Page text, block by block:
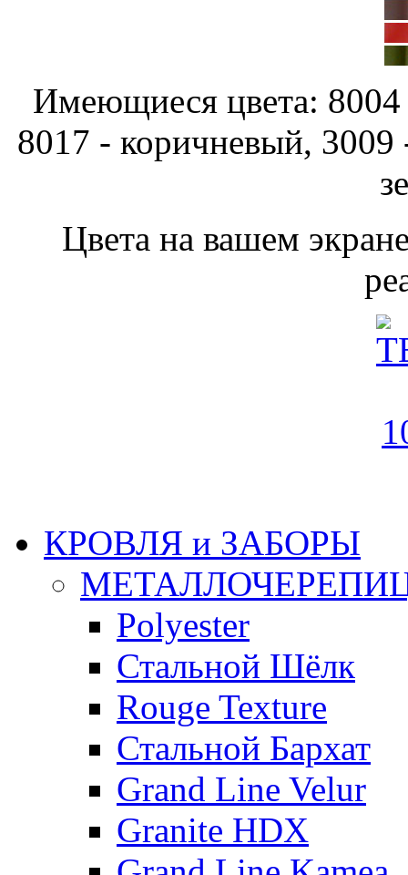
Имеющиеся цвета: 8004
8017 - коричневый,
Цвета на вашем
КРОВЛЯ и ЗАБОРЫ
Polyester
Стальной Шёлк
Rouge Texture
Стальной Бархат
Grand Line Velur
Granite HDX